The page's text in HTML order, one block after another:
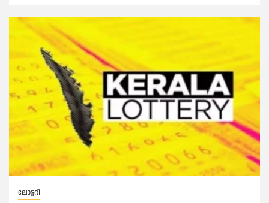
ലോട്ടറി